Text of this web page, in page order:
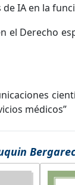
de IA en la
el Derecho
médicos”